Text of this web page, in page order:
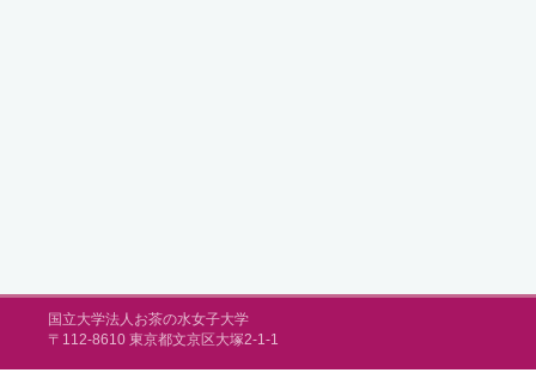
国立大学法人お茶の水女子大学
〒112-8610 東京都文京区大塚2-1-1